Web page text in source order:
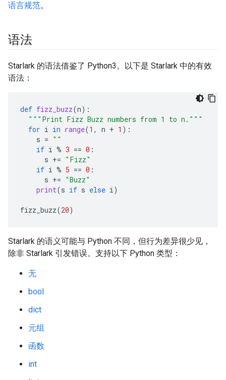
语言规范。
语法
Starlark 的语法借鉴了 Python3。以下是 Starlark 中的有效
语法：
def fizz_buzz(n):
"""Print Fizz Buzz numbers from 1 to n."""
for i in range(1 , n + 1 ):
s = ""
if i % 3 == 0 :
s += "Fizz"
if i % 5 == 0 :
s += "Buzz"
print(s if s else i)
fizz_buzz(20)
Starlark 的语义可能与 Python 不同，但行为差异很少见，
除非 Starlark 引发错误。支持以下 Python 类型：
无
bool
dict
元组
函数
int